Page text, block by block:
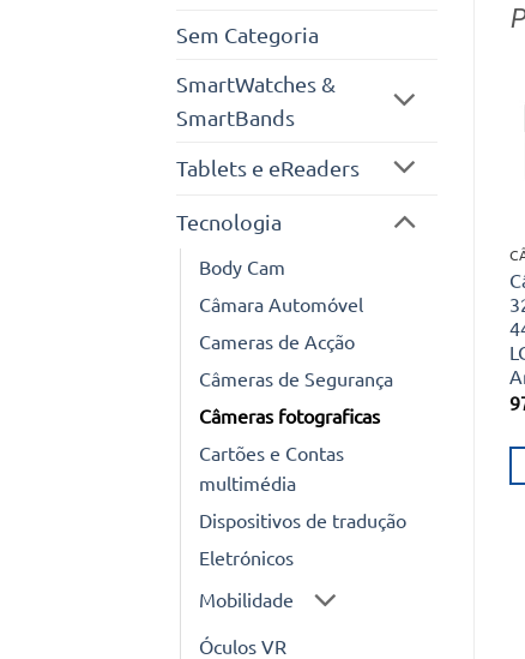
Sem Categoria
SmartWatches &
SmartBands
Tablets e eReaders
Tecnologia
Body Cam
Câmara Automóvel
Cameras de Acção
Câmeras de Segurança
Câmeras fotograficas
Cartões e Contas
multimédia
Dispositivos de tradução
Eletrónicos
Mobilidade
Óculos VR